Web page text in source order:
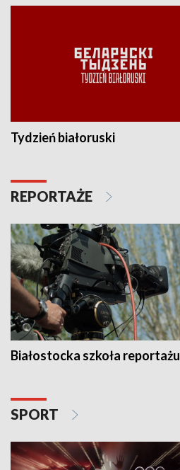
Tydzień białoruski
REPORTAŻE
Białostocka szkoła reportażu
SPORT